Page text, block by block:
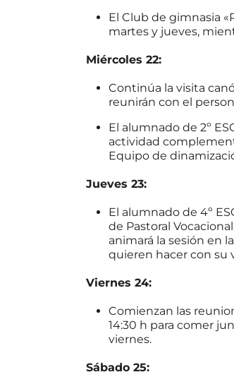
El Club de gimnasia
martes y jueves,
Miércoles 22:
Continúa la visita
reunirán con el
El alumnado de 2º
actividad
Equipo de
Jueves 23:
El alumnado de 4º
de Pastoral
animará la sesión en
quieren hacer con su
Viernes 24:
Comienzan las
14:30 h para comer
viernes.
Sábado 25: